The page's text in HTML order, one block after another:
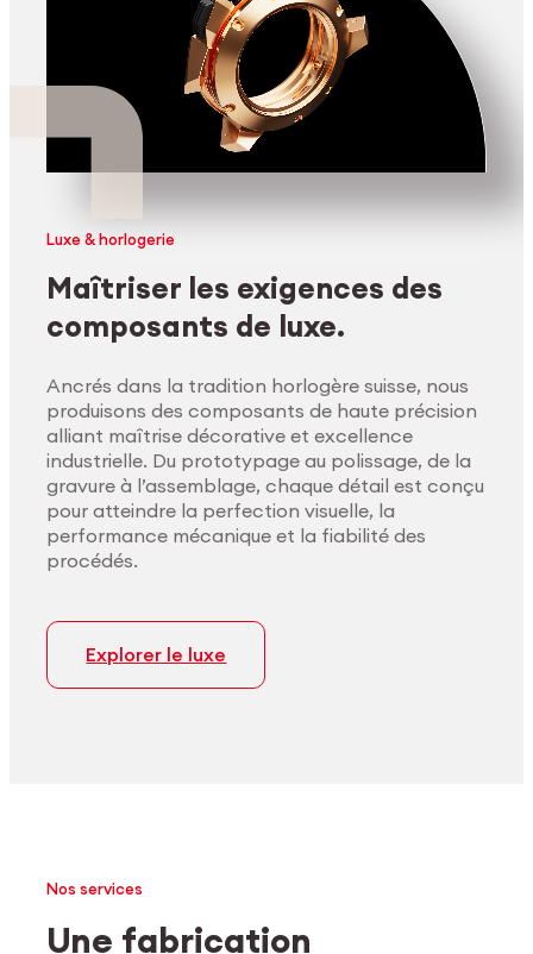
Luxe & horlogerie
Maîtriser les exigences des
composants de luxe.
Ancrés dans la tradition horlogère suisse, nous
produisons des composants de haute précision
alliant maîtrise décorative et excellence
industrielle. Du prototypage au polissage, de la
gravure à l’assemblage, chaque détail est conçu
pour atteindre la perfection visuelle, la
performance mécanique et la fiabilité des
procédés.
Explorer le luxe
Nos services
Une fabrication